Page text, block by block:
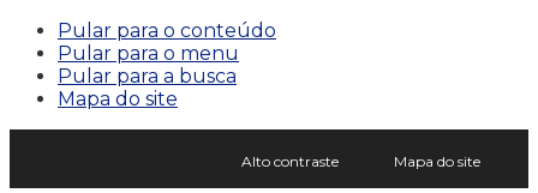
Pular para o conteúdo
Pular para o menu
Pular para a busca
Mapa do site
Alto contraste Mapa do site